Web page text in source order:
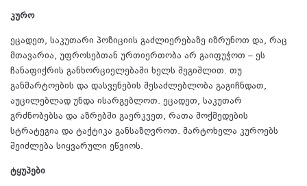
კურო
ეცადეთ, საკუთარი პოზიციის გაძლიერებაზე იზრუნოთ და, რაც
მთავარია, უფროსებთან ურთიერთობა არ გაიფუჭოთ – ეს
ჩანაფიქრის განხორციელებაში ხელს შეგიშლით. თუ
განმარტოების და დასვენების შესაძლებლობა გაგიჩნდათ,
აუცილებლად უნდა ისარგებლოთ. ეცადეთ, საკუთარ
გრძნობებსა და აზრებში გაერკვეთ, რათა მოქმედების
სტრატეგია და ტაქტიკა განსაზღვროთ. მარტოხელა კუროებს
შეიძლება სიყვარული ეწვიოს.
ტყუპები